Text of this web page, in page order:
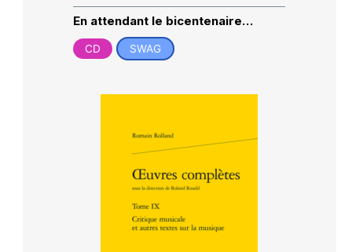
En attendant le bicentenaire…
CD SWAG